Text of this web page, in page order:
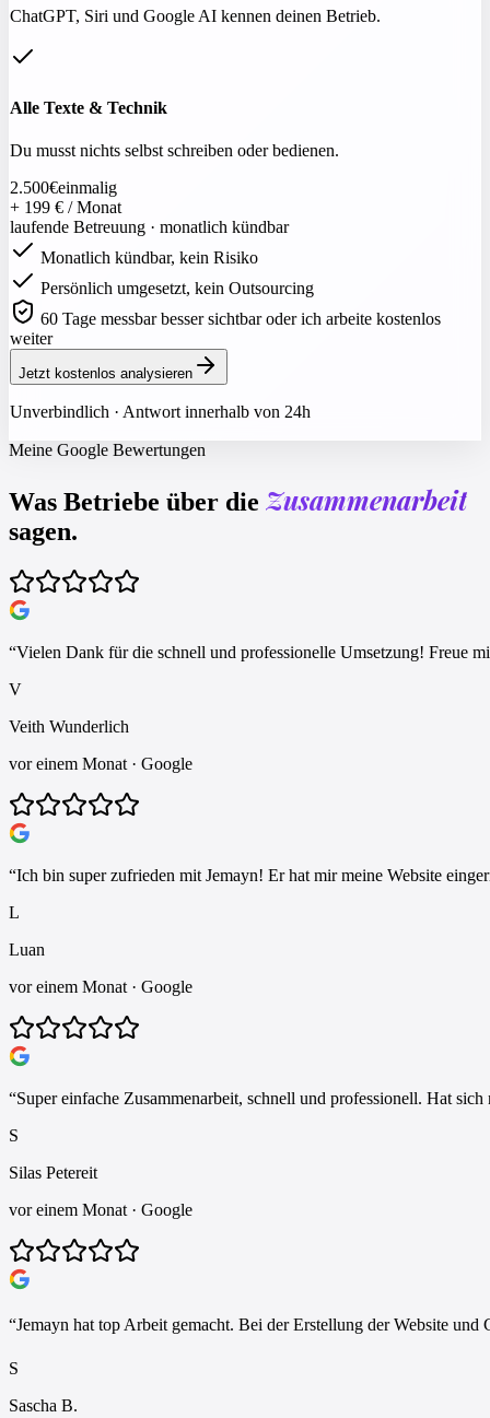
ChatGPT, Siri und Google AI kennen deinen Betrieb.
Alle Texte & Technik
Du musst nichts selbst schreiben oder bedienen.
2.500€einmalig
+ 199 € / Monat
laufende Betreuung · monatlich kündbar
Monatlich kündbar, kein Risiko
Persönlich umgesetzt, kein Outsourcing
60 Tage messbar besser sichtbar oder ich arbeite kostenlos
weiter
Jetzt kostenlos analysieren
Unverbindlich · Antwort innerhalb von 24h
Meine Google Bewertungen
Was Betriebe über die Zusammenarbeit
sagen.
“Vielen Dank für die schnell und professionelle Umsetzung! Freue
V
Veith Wunderlich
vor einem Monat · Google
“Ich bin super zufrieden mit Jemayn! Er hat mir meine Website
L
Luan
vor einem Monat · Google
“Super einfache Zusammenarbeit, schnell und professionell. Hat
S
Silas Petereit
vor einem Monat · Google
“Jemayn hat top Arbeit gemacht. Bei der Erstellung der Website
S
Sascha B.